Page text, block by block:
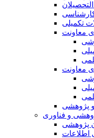
تکمیلی
معاونت
معاونت
پژوهشی
و فناوری
پژوهشی
اطلاعات